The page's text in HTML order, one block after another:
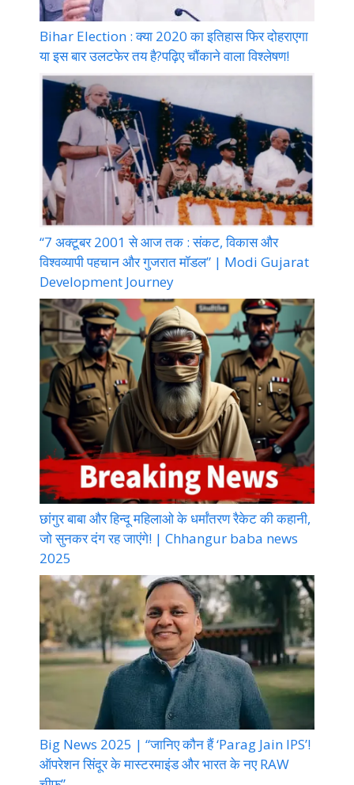
Bihar Election : क्या 2020 का इतिहास फिर दोहराएगा
या इस बार उलटफेर तय है?पढ़िए चौंकाने वाला विश्लेषण!
“7 अक्टूबर 2001 से आज तक : संकट, विकास और
विश्वव्यापी पहचान और गुजरात मॉडल” | Modi Gujarat
Development Journey
छांगुर बाबा और हिन्दू महिलाओ के धर्मांतरण रैकेट की कहानी,
जो सुनकर दंग रह जाएंगे! | Chhangur baba news
2025
Big News 2025 | “जानिए कौन हैं ‘Parag Jain IPS’!
ऑपरेशन सिंदूर के मास्टरमाइंड और भारत के नए RAW